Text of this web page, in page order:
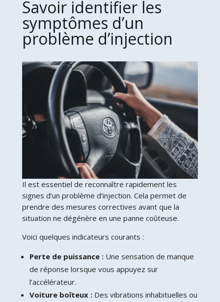
Savoir identifier les
symptômes d’un
problème d’injection
Il est essentiel de reconnaître rapidement les
signes d’un problème d’injection. Cela permet de
prendre des mesures correctives avant que la
situation ne dégénère en une panne coûteuse.
Voici quelques indicateurs courants :
Perte de puissance :Une sensation de manque
de réponse lorsque vous appuyez sur
l’accélérateur.
Voiture boîteux :Des vibrations inhabituelles ou